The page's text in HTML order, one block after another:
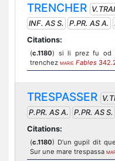
TRENCHER
INF. AS S.
P.PR. AS A.
Citations:
(c.1180) si li prez fu od
trenchez MARIE Fables
TRESPASSER
P.PR. AS A.
P.PR. AS S.
Citations:
(c.1180) D’un gupil dit
Sur une mare trespassa